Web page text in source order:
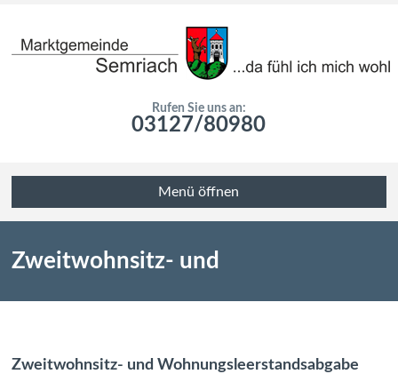
Rufen Sie uns an:
03127/80980
Menü öffnen
Zweitwohnsitz- und
Zweitwohnsitz- und Wohnungsleerstandsabgabe